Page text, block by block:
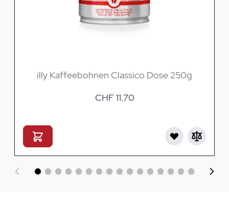
illy Kaffeebohnen Classico Dose 250g
CHF 11.70